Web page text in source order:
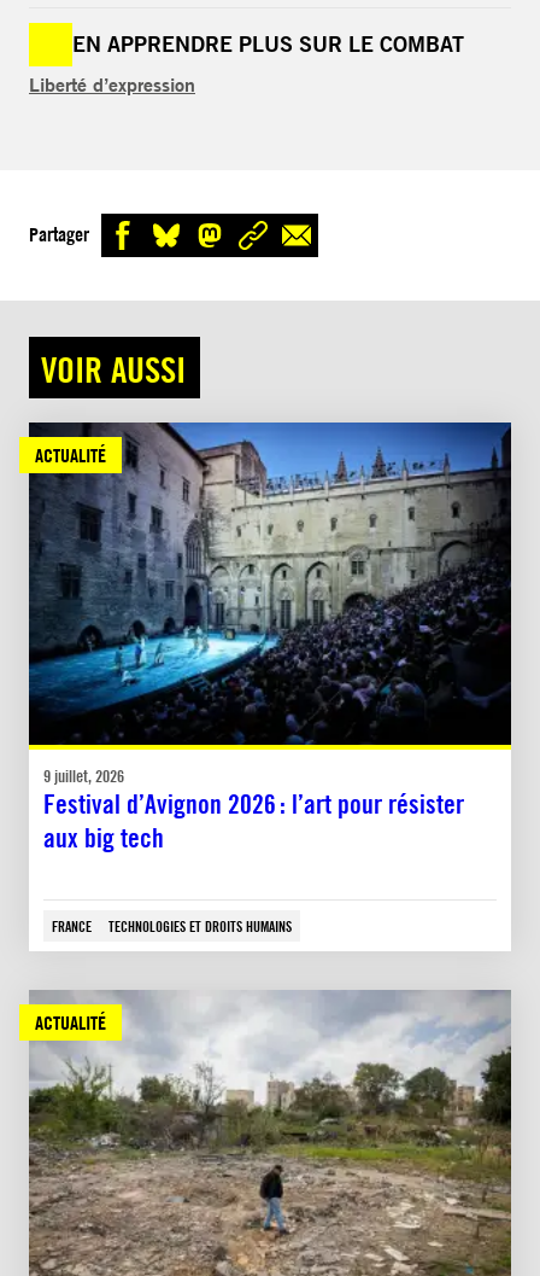
EN APPRENDRE PLUS SUR LE COMBAT
Liberté d’expression
Partager
VOIR AUSSI
ACTUALITÉ
9 juillet, 2026
Festival d’Avignon 2026 : l’art pour résister
aux big tech
FRANCE TECHNOLOGIES ET DROITS HUMAINS
ACTUALITÉ